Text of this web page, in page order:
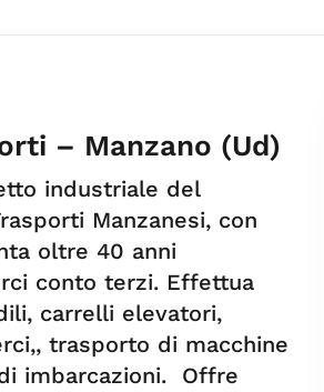
– Manzano (Ud)
industriale del
Manzanesi, con
oltre 40 anni
conto terzi. Effettua
carrelli elevatori,
trasporto di macchine
imbarcazioni. Offre